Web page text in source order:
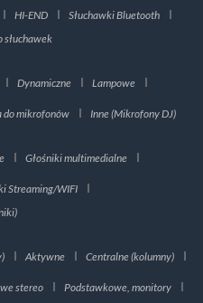
HI-END
Słuchawki Bluetooth
słuchawek
Dynamiczne Lampowe
do mikrofonów Inne (Mikrofony DJ)
Głośniki multimedialne
Streaming/WIFI
Aktywne Centralne (kolumny)
stereo
Podstawkowe, monitory